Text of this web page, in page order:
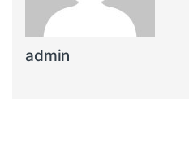
admin